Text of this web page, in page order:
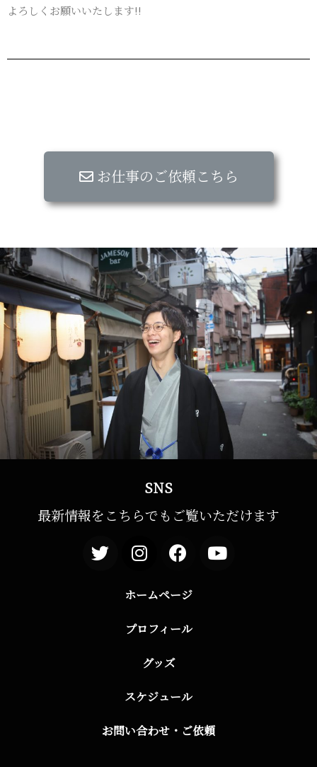
よろしくお願いいたします!!
お仕事のご依頼こちら
SNS
最新情報をこちらでもご覧いただけます
ホームページ
プロフィール
グッズ
スケジュール
お問い合わせ・ご依頼